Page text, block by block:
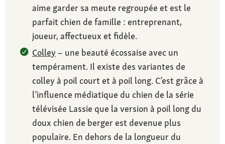
aime garder sa meute regroupée et est le
parfait chien de famille : entreprenant,
joueur, affectueux et fidèle.
Colley – une beauté écossaise avec un
tempérament. Il existe des variantes de
colley à poil court et à poil long. C’est grâce à
l’influence médiatique du chien de la série
télévisée Lassie que la version à poil long du
doux chien de berger est devenue plus
populaire. En dehors de la longueur du